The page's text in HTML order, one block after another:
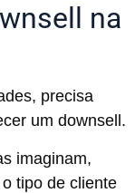
na
precisa
um downsell.
imaginam,
tipo de cliente